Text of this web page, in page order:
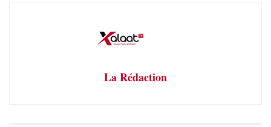
La Rédaction